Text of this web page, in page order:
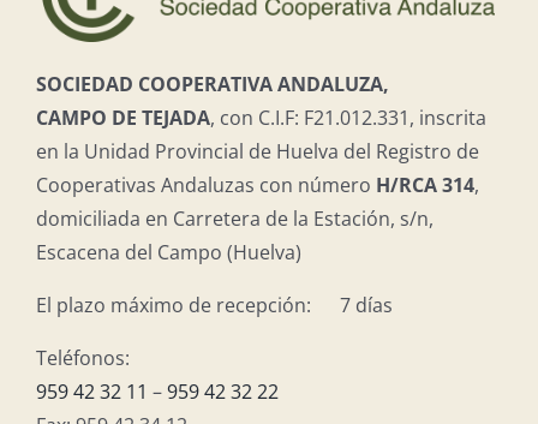
SOCIEDAD COOPERATIVA ANDALUZA,
CAMPO DE TEJADA, con C.I.F: F21.012.331, inscrita
en la Unidad Provincial de Huelva del Registro de
Cooperativas Andaluzas con número H/RCA 314,
domiciliada en Carretera de la Estación, s/n,
Escacena del Campo (Huelva)
El plazo máximo de recepción: 7 días
Teléfonos:
959 42 32 11 –959 42 32 22